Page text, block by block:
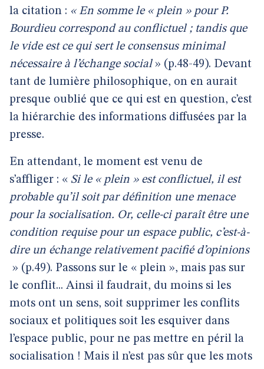
la citation : « En somme le « plein » pour P.
Bourdieu correspond au conflictuel ; tandis que
le vide est ce qui sert le consensus minimal
nécessaire à l’échange social» (p.48-49). Devant
tant de lumière philosophique, on en aurait
presque oublié que ce qui est en question, c’est
la hiérarchie des informations diffusées par la
presse.
En attendant, le moment est venu de
s’affliger : « Si le « plein » est conflictuel, il est
probable qu’il soit par définition une menace
pour la socialisation. Or, celle-ci paraît être une
condition requise pour un espace public, c’est-à-
dire un échange relativement pacifié d’opinions
» (p.49). Passons sur le « plein », mais pas sur
le conflit... Ainsi il faudrait, du moins si les
mots ont un sens, soit supprimer les conflits
sociaux et politiques soit les esquiver dans
l’espace public, pour ne pas mettre en péril la
socialisation ! Mais il n’est pas sûr que les mots